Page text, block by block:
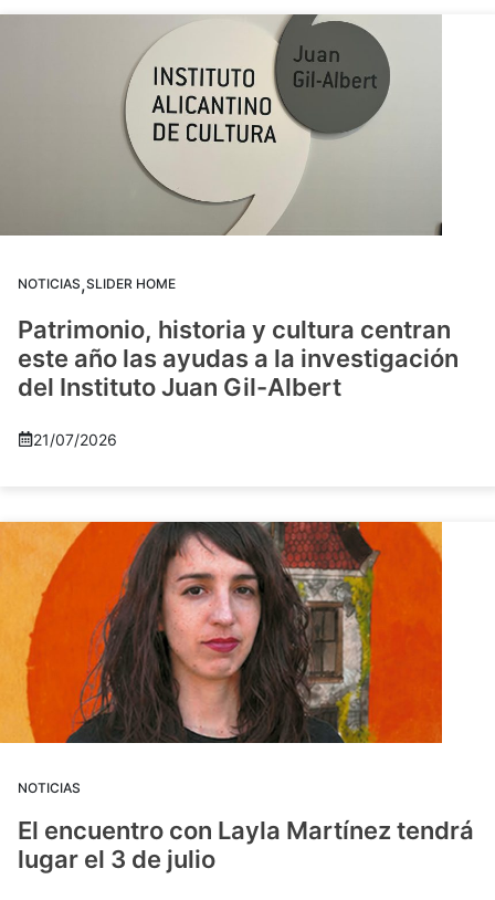
NOTICIAS,SLIDER HOME
Patrimonio, historia y cultura centran
este año las ayudas a la investigación
del Instituto Juan Gil-Albert
21/07/2026
NOTICIAS
El encuentro con Layla Martínez tendrá
lugar el 3 de julio